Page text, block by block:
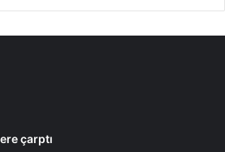
çarptı